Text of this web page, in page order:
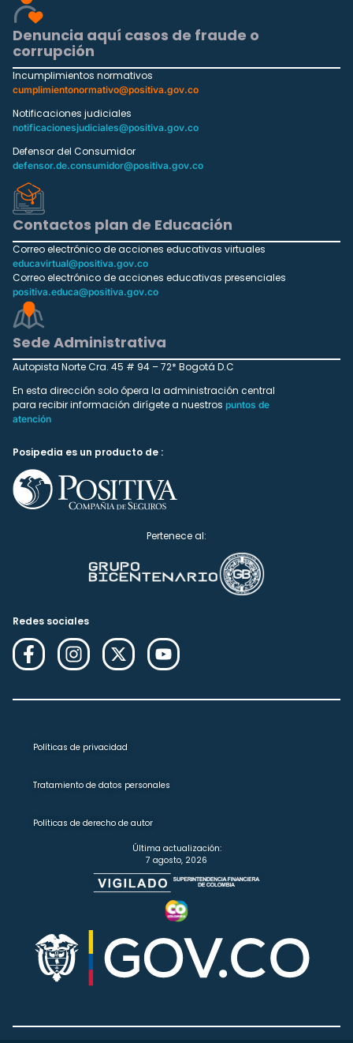
Denuncia aquí casos de fraude o
corrupción
Incumplimientos normativos
cumplimientonormativo@positiva.gov.co
Notificaciones judiciales
notificacionesjudiciales@positiva.gov.co
Defensor del Consumidor
defensor.de.consumidor@positiva.gov.co
Contactos plan de Educación
Correo electrónico de acciones educativas virtuales
educavirtual@positiva.gov.co
Correo electrónico de acciones educativas presenciales
positiva.educa@positiva.gov.co
Sede Administrativa
Autopista Norte Cra. 45 # 94 – 72* Bogotá D.C
En esta dirección solo ópera la administración central
para recibir información dirígete a nuestros puntos de
atención
Posipedia es un producto de :
Pertenece al:
Redes sociales
Políticas de privacidad
Tratamiento de datos personales
Políticas de derecho de autor
Última actualización:
7 agosto, 2026